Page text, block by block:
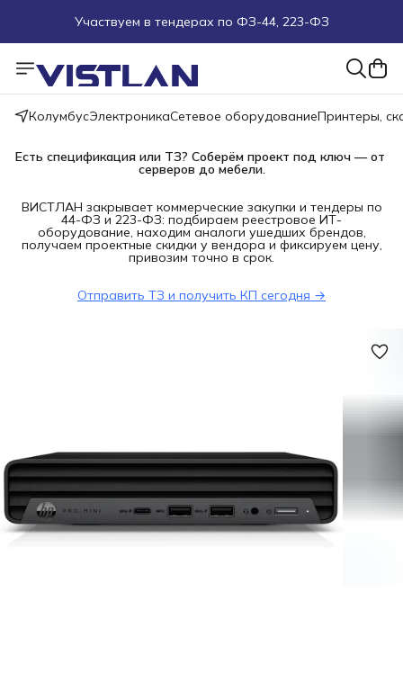
Участвуем в тендерах по ФЗ-44, 223-ФЗ
КолумбусЭлектроникаСетевое оборудованиеПринтеры,
Есть спецификация или ТЗ? Соберём проект под ключ — от
серверов до мебели.
ВИСТЛАН закрывает коммерческие закупки и тендеры по
44-ФЗ и 223-ФЗ: подбираем реестровое ИТ-
оборудование, находим аналоги ушедших брендов,
получаем проектные скидки у вендора и фиксируем цену,
привозим точно в срок.
Отправить ТЗ и получить КП сегодня →